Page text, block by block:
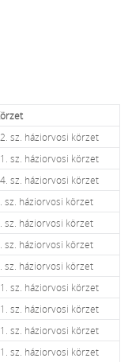
sz. háziorvosi körzet
sz. háziorvosi körzet
sz. háziorvosi körzet
sz. háziorvosi körzet
sz. háziorvosi körzet
sz. háziorvosi körzet
sz. háziorvosi körzet
sz. háziorvosi körzet
sz. háziorvosi körzet
sz. háziorvosi körzet
sz. háziorvosi körzet